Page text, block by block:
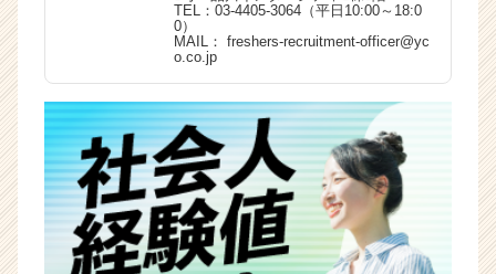
TEL：03-4405-3064（平日10:00～18:0
0）
MAIL： freshers-recruitment-officer@yc
o.co.jp